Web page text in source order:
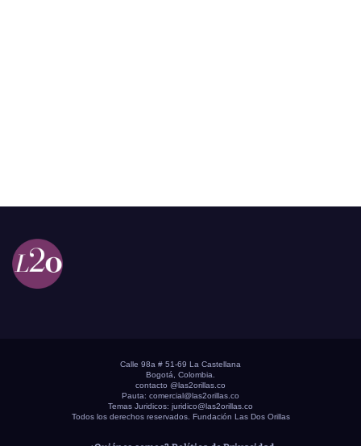
Calle 98a # 51-69 La Castellana
Bogotá, Colombia.
contacto @las2orillas.co
Pauta: comercial@las2orillas.co
Temas Juridicos: juridico@las2orillas.co
Todos los derechos reservados. Fundación Las Dos Orillas